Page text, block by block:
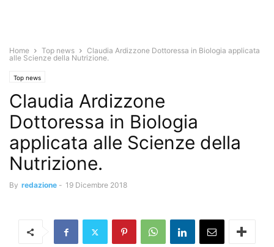
Home Top news
Claudia Ardizzone Dottoressa in Biologia applicata
alle Scienze della Nutrizione.
Top news
Claudia Ardizzone
Dottoressa in Biologia
applicata alle Scienze della
Nutrizione.
By redazione - 19 Dicembre 2018